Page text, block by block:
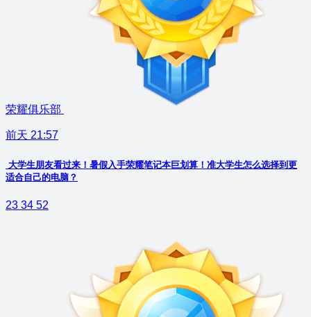
荣耀俱乐部
前天 21:57
大学生朋友看过来！暑假入手荣耀笔记本巨划算！准大学生怎么选择到更
适合自己的电脑？
23 34 52